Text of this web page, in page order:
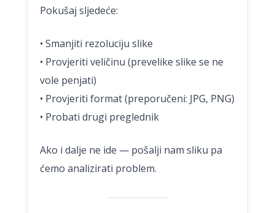
Pokušaj sljedeće:
• Smanjiti rezoluciju slike
• Provjeriti veličinu (prevelike slike se ne
vole penjati)
• Provjeriti format (preporučeni: JPG, PNG)
• Probati drugi preglednik
Ako i dalje ne ide — pošalji nam sliku pa
ćemo analizirati problem.